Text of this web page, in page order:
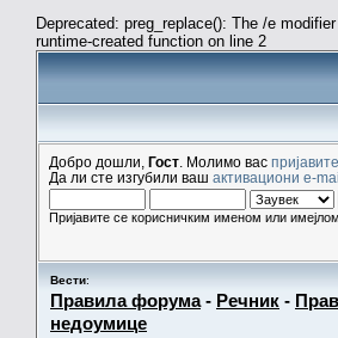
Deprecated: preg_replace(): The /e
runtime-created function on line 2
Добро дошли, Гост . Молимо вас
Да ли сте изгубили ваш активациони e-
Пријавите се корисничким именом или
Вести:
Правила форума- Речник -
недоумице